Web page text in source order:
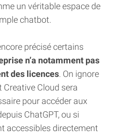
un véritable espace de
chatbot.
précisé certains
n’a notamment pas
des licences. On ignore
Cloud sera
pour accéder aux
ChatGPT, ou si
accessibles directement